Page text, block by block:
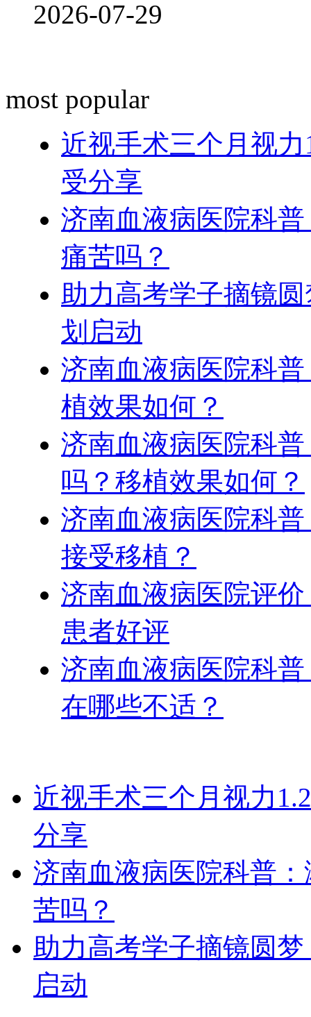
2026-07-29
most popular
近视手术三个月视
受分享
济南血液病医院科
痛苦吗？
助力高考学子摘镜
划启动
济南血液病医院科
植效果如何？
济南血液病医院科
吗？移植效果如何？
济南血液病医院科
接受移植？
济南血液病医院评
患者好评
济南血液病医院科
在哪些不适？
近视手术三个月视力
分享
济南血液病医院科普
苦吗？
助力高考学子摘镜圆
启动